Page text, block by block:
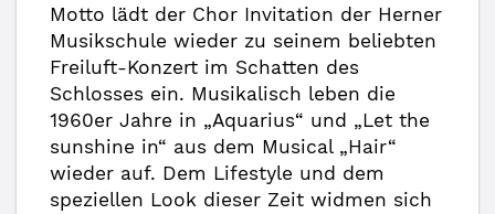
Motto lädt der Chor Invitation der Herner
Musikschule wieder zu seinem beliebten
Freiluft-Konzert im Schatten des
Schlosses ein. Musikalisch leben die
1960er Jahre in „Aquarius“ und „Let the
sunshine in“ aus dem Musical „Hair“
wieder auf. Dem Lifestyle und dem
speziellen Look dieser Zeit widmen sich